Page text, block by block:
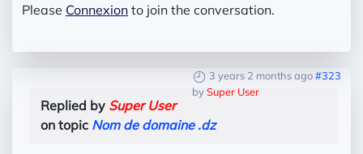
Please Connexion to join the conversation.
3 years 2 months ago#323
bySuper User
Replied by Super User
on topic Nom de domaine .dz